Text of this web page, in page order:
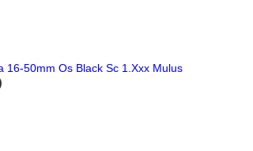
16-50mm Os Black Sc 1.Xxx Mulus